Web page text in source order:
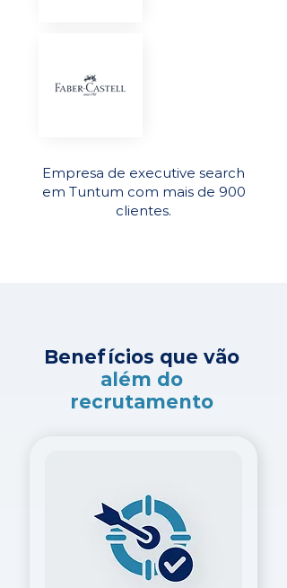
Empresa de executive search
em Tuntum com mais de 900
clientes.
Benefícios que vão
além do
recrutamento